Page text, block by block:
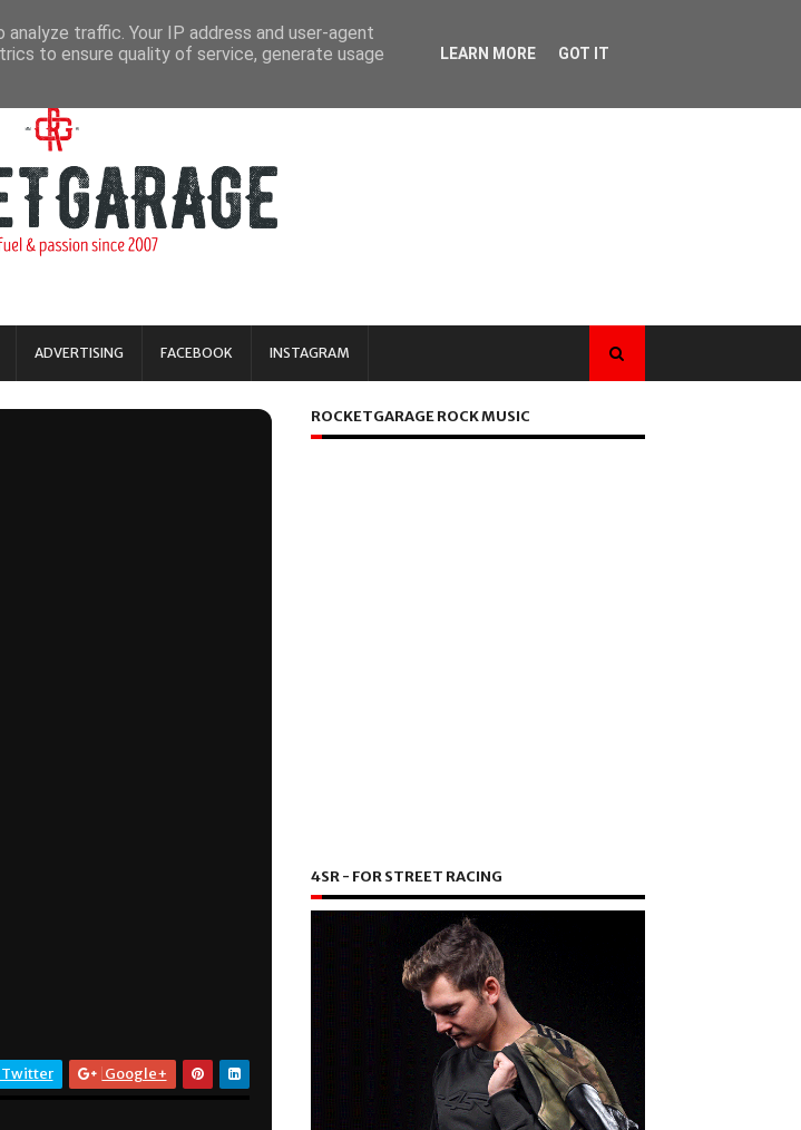
ADVERTISING FACEBOOK INSTAGRAM
Twitter Google+
ROCKETGARAGE ROCK MUSIC
4SR - FOR STREET RACING
traffic. Your IP address and user-agent
to ensure quality of service, generate usage
LEARN MORE GOT IT